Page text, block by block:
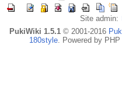
Site admin:
PukiWiki 1.5.1© 2001-2016
180style . Powered by